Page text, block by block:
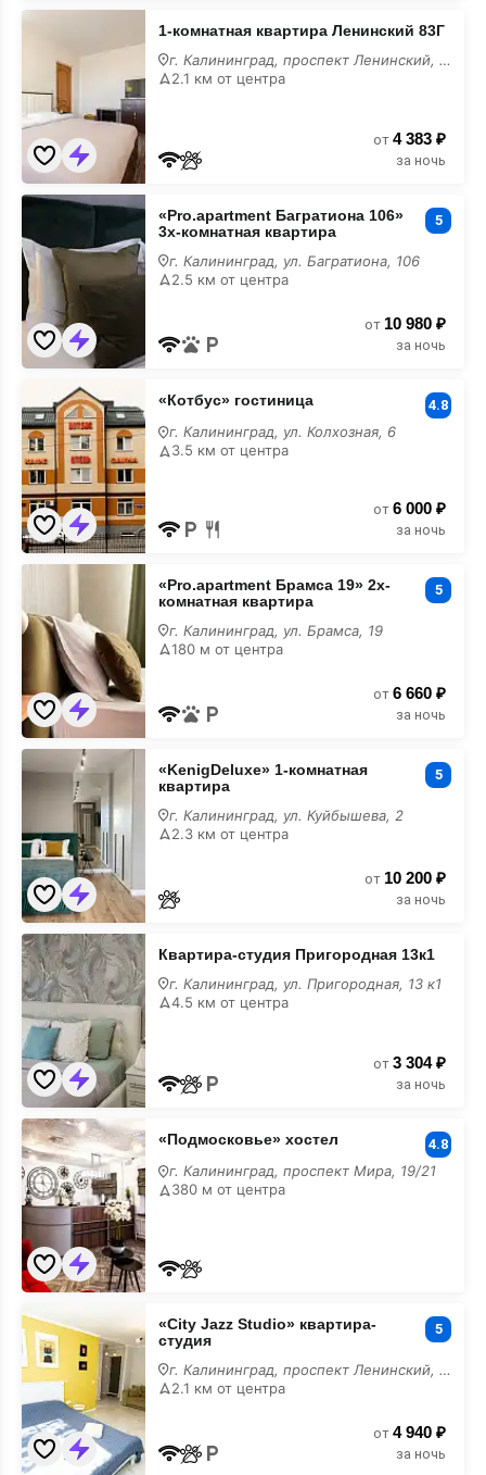
1-
Ленинский
1-комнатная квартира Ленинский 83Г
г. Калининград, проспект Ленинский, 83Г
2.1 км от центра
от 4 383 ₽
за ночь
«Pro.apartment
106»
3х-
комнатная
квартира
«Pro.apartment Багратиона 106»
3х-комнатная квартира
5
г. Калининград, ул. Багратиона, 106
2.5 км от центра
от 10 980 ₽
за ночь
«Котбус»
гостиница
«Котбус» гостиница 4.8
г. Калининград, ул. Колхозная, 6
3.5 км от центра
от 6 000 ₽
за ночь
«Pro.apartment
19»
2х-
комнатная
квартира
«Pro.apartment Брамса 19» 2х-
комнатная квартира
5
г. Калининград, ул. Брамса, 19
180 м от центра
от 6 660 ₽
за ночь
«KenigDeluxe»
1-
комнатная
квартира
«KenigDeluxe» 1-комнатная
квартира
5
г. Калининград, ул. Куйбышева, 2
2.3 км от центра
от 10 200 ₽
за ночь
Квартира-
студия
Пригородная
13к1
Квартира-студия Пригородная 13к1
г. Калининград, ул. Пригородная, 13 к1
4.5 км от центра
от 3 304 ₽
за ночь
«Подмосковье»
хостел
«Подмосковье» хостел 4.8
г. Калининград, проспект Мира, 19/21
380 м от центра
«City
Jazz
Studio»
квартира-
студия
«City Jazz Studio» квартира-
студия
5
г. Калининград, проспект Ленинский, 85А
2.1 км от центра
от 4 940 ₽
за ночь